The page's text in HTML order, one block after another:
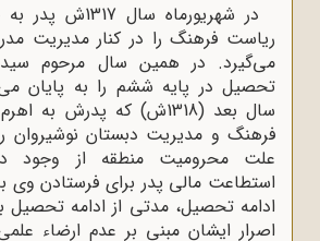
در شهریورماه سال
ریاست فرهنگ را در کنار مدیریت
می‌گیرد. در همین سال مرحوم
تحصیل در پایه ششم را به پایان
سال بعد (1318ش) که پدرش
فرهنگ و مدیریت دبستان نوشیروان
علت محرومیت منطقه از وجود
استطاعت مالی پدر برای فرستادن وی
ادامه تحصیل، مدتی از ادامه تحصیل
اصرار ایشان مبنی بر عدم ارضاء